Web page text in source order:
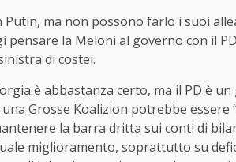
Putin, ma non possono farlo i suoi
pensare la Meloni al governo con il
di costei.
è abbastanza certo, ma il PD è
Grosse Koalizion potrebbe essere
la barra dritta sui conti di
miglioramento, soprattutto su